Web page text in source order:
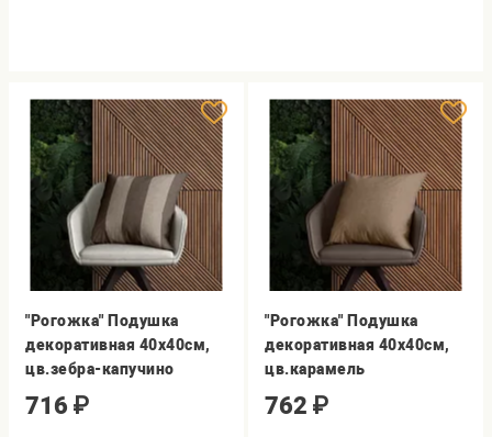
"Рогожка" Подушка
декоративная 40х40см,
цв.зебра-капучино
716 ₽
"Рогожка" Подушка
декоративная 40х40см,
цв.карамель
762 ₽